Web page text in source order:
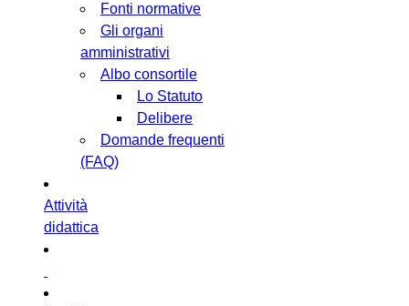
Fonti normative
Gli organi
amministrativi
Albo consortile
Lo Statuto
Delibere
Domande frequenti
(FAQ)
Attività
didattica